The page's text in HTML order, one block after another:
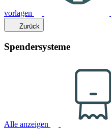
vorlagen
Zurück
Spendersysteme
Alle anzeigen